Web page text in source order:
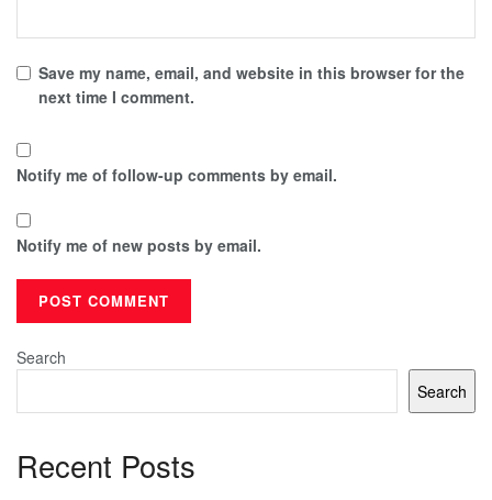
Save my name, email, and website in this browser for the
next time I comment.
Notify me of follow-up comments by email.
Notify me of new posts by email.
Search
Search
Recent Posts